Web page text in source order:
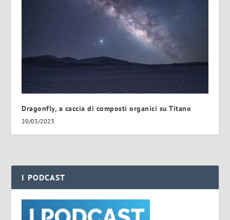
Dragonfly, a caccia di composti organici su Titano
20/03/2023
I PODCAST